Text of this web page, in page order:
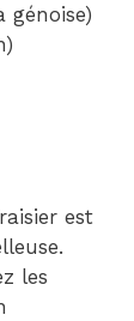
génoise)
est
les